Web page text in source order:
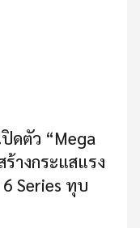
ปิดตัว “Mega
ร้างกระแสแรง
6 Series ทุบ